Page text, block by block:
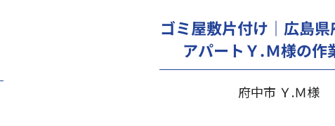
ゴミ屋敷片付け｜広島
アパートＹ.Ｍ様の作
府中市 Ｙ.Ｍ様